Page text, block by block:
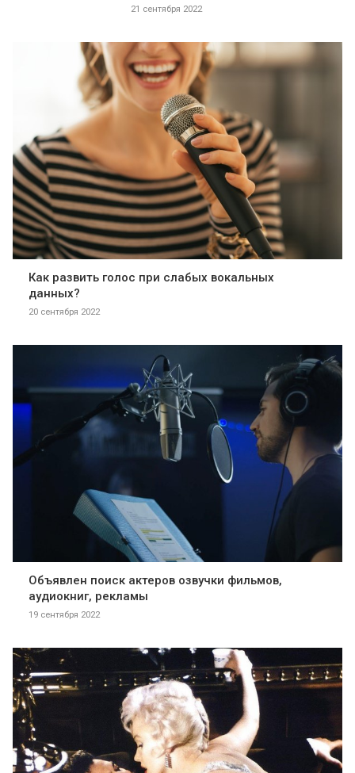
21 сентября 2022
Как развить голос при слабых вокальных
данных?
20 сентября 2022
Объявлен поиск актеров озвучки фильмов,
аудиокниг, рекламы
19 сентября 2022